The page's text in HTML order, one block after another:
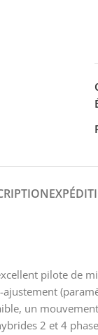
pilote de
un
2 et 4